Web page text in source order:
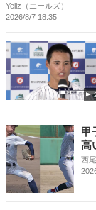
Yellz（エールズ）
2026/8/7 18:35
甲
高
西